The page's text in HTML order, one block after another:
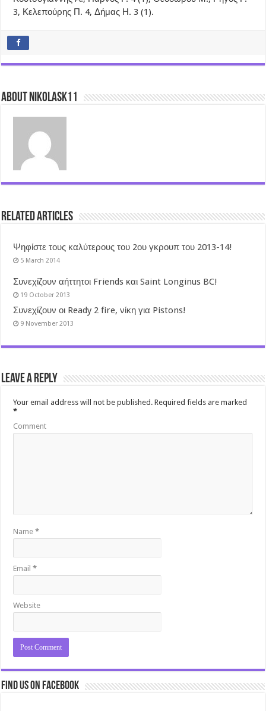
3, Κελεπούρης Π. 4, Δήμας Η. 3 (1).
About nikolask11
Related Articles
Ψηφίστε τους καλύτερους του 2ου γκρουπ του 2013-14!
5 March 2014
Συνεχίζουν αήττητοι Friends και Saint Longinus BC!
19 October 2013
Συνεχίζουν οι Ready 2 fire, νίκη για Pistons!
9 November 2013
Leave a Reply
Your email address will not be published. Required fields are marked
*
Comment
Name*
Email*
Website
Find us on Facebook